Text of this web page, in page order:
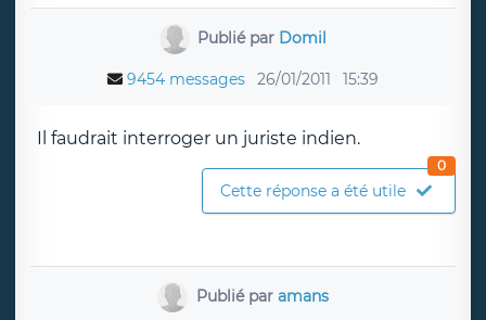
Publié par Domil
9454 messages 26/01/2011 15:39
Il faudrait interroger un juriste indien.
Cette réponse a été utile
0
Publié par amans